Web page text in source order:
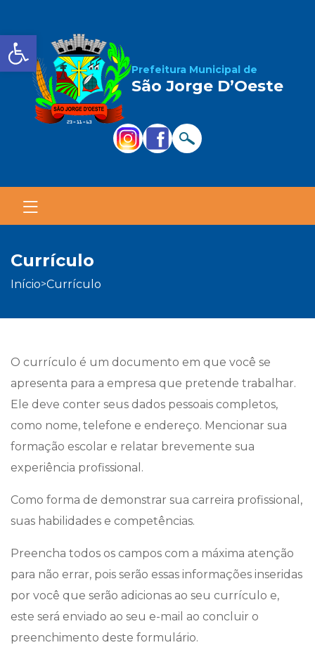
Barra de Ferramentas
Prefeitura Municipal de
São Jorge D’Oeste
currículo
início> currículo
O currículo é um documento em que você se
apresenta para a empresa que pretende trabalhar.
Ele deve conter seus dados pessoais completos,
como nome, telefone e endereço. Mencionar sua
formação escolar e relatar brevemente sua
experiência profissional.
Como forma de demonstrar sua carreira profissional,
suas habilidades e competências.
Preencha todos os campos com a máxima atenção
para não errar, pois serão essas informações inseridas
por você que serão adicionas ao seu currículo e,
este será enviado ao seu e-mail ao concluir o
preenchimento deste formulário.